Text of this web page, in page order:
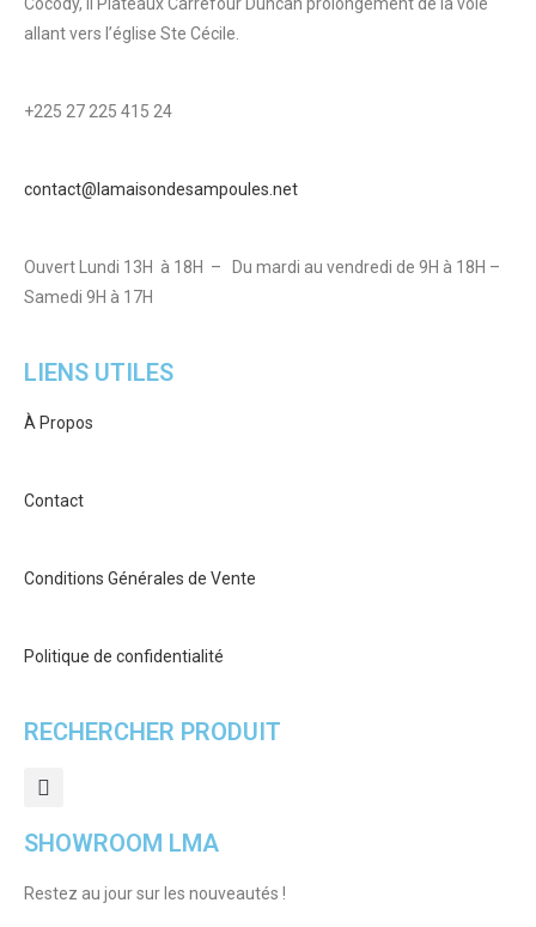
allant vers l’église Ste Cécile.
+225 27 225 415 24
contact@lamaisondesampoules.net
Ouvert Lundi 13H à 18H – Du mardi au vendredi de 9H à 18H –
Samedi 9H à 17H
LIENS UTILES
À Propos
Contact
Conditions Générales de Vente
Politique de confidentialité
RECHERCHER PRODUIT
SHOWROOM LMA
Restez au jour sur les nouveautés !